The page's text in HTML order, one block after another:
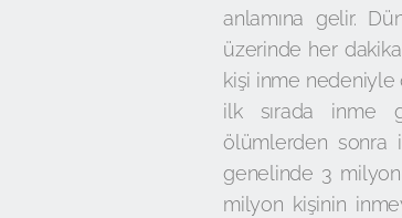
anlamına gelir.
üzerinde her
kişi inme nedeniyle
ilk sırada inme
ölümlerden sonra
genelinde 3 milyon
milyon kişinin